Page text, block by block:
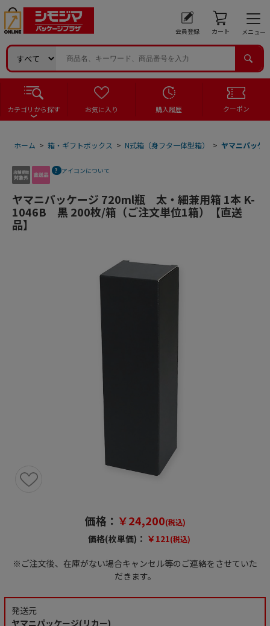
会員登録 カート メニュー
カテゴリから探す お気に入り 購入履歴 クーポン
ホーム > 箱・ギフトボックス > N式箱（身フタ一体型箱） > ヤマニパッケ
アイコンについて
ヤマニパッケージ 720ml瓶 太・細兼用箱 1本 K-
1046B 黒 200枚/箱（ご注文単位1箱）【直送
品】
価格： ￥24,200(税込)
価格(枚単価)： ￥121(税込)
※ご注文後、在庫がない場合キャンセル等のご連絡をさせていた
だきます。
発送元
ヤマニパッケージ(リカー)